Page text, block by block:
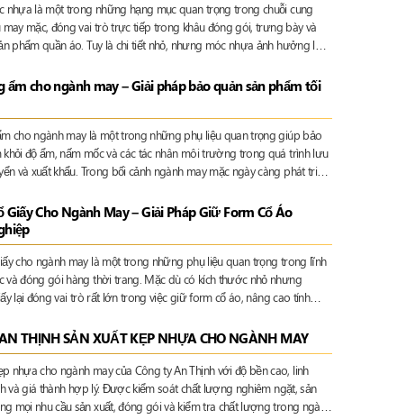
nhựa là một trong những hạng mục quan trọng trong chuỗi cung
mặc, đóng vai trò trực tiếp trong khâu đóng gói, trưng bày và
phẩm quần áo. Tuy là chi tiết nhỏ, nhưng móc nhựa ảnh hưởng lớn
ẩm cho ngành may – Giải pháp bảo quản sản phẩm tối
cho ngành may là một trong những phụ liệu quan trọng giúp bảo
khỏi độ ẩm, nấm mốc và các tác nhân môi trường trong quá trình lưu
và xuất khẩu. Trong bối cảnh ngành may mặc ngày càng phát triển,
còn là lựa chọn mà đã trở thành tiêu chuẩn bắt buộc.
Giấy Cho Ngành May – Giải Pháp Giữ Form Cổ Áo
cho ngành may là một trong những phụ liệu quan trọng trong lĩnh
và đóng gói hàng thời trang. Mặc dù có kích thước nhỏ nhưng
lại đóng vai trò rất lớn trong việc giữ form cổ áo, nâng cao tính
THỊNH SẢN XUẤT KẸP NHỰA CHO NGÀNH MAY
nhựa cho ngành may của Công ty An Thịnh với độ bền cao, linh
và giá thành hợp lý. Được kiểm soát chất lượng nghiêm ngặt, sản
mọi nhu cầu sản xuất, đóng gói và kiểm tra chất lượng trong ngành